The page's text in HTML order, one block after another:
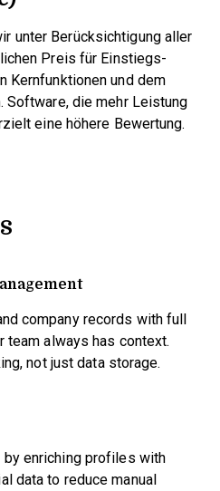
unter Berücksichtigung aller
Preis für Einstiegs-
Kernfunktionen und dem
Software, die mehr Leistung
eine höhere Bewertung.
company records with full
team always has context.
not just data storage.
by enriching profiles with
data to reduce manual